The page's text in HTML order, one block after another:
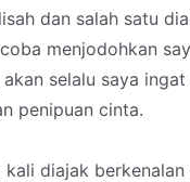
dan salah satu
menjodohkan
selalu saya
penipuan cinta.
diajak berkenalan